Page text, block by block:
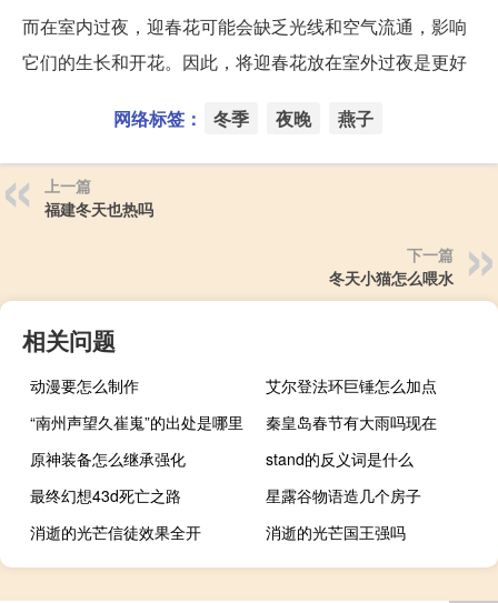
而在室内过夜，迎春花可能会缺乏光线和空气流通，影响
它们的生长和开花。因此，将迎春花放在室外过夜是更好
网络标签： 冬季 夜晚 燕子
上一篇
福建冬天也热吗
下一篇
冬天小猫怎么喂水
相关问题
动漫要怎么制作
艾尔登法环巨锤怎么加点
“南州声望久崔嵬”的出处是哪里
秦皇岛春节有大雨吗现在
原神装备怎么继承强化
stand的反义词是什么
最终幻想43d死亡之路
星露谷物语造几个房子
消逝的光芒信徒效果全开
消逝的光芒国王强吗